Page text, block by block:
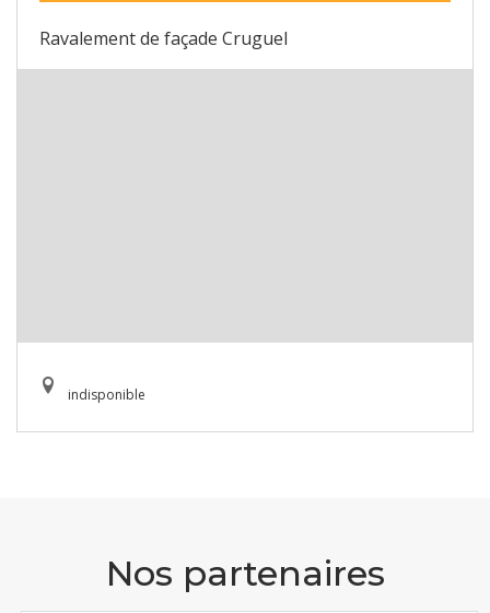
Ravalement de façade Cruguel
indisponible
Nos partenaires